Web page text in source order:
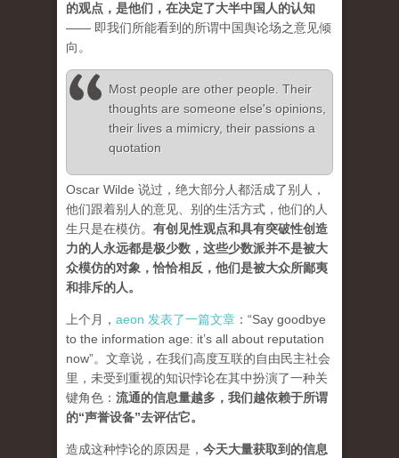
的观点，是他们，在决定了大半中国人的认知
—— 即我们所能看到的所谓中国舆论场之意见倾
向。
Most people are other people. Their
thoughts are someone else's opinions,
their lives a mimicry, their passions a
quotation
Oscar Wilde 说过，绝大部分人都活成了别人，
他们跟着别人的意见、别的生活方式，他们的人
生只是在模仿。 有创见性观点和具有突破性创造
力的人永远都是极少数，这些少数派并不是被大
众模仿的对象，恰恰相反，他们是被大众所鄙夷
和排斥的人。
上个月， aeon 发表了一篇文章 ：“Say goodbye
to the information age: it’s all about reputation
now”。文章说，在我们高度互联的自由民主社会
里，未受到重视的知识悖论在其中扮演了一种关
键角色： 流通的信息量越多，我们越依赖于所谓
的“声誉设备”去评估它。
造成这种悖论的原因是， 今天大量获取到的信息